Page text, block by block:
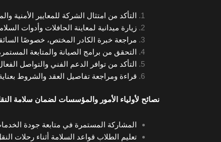
التأكد من امتثال الشركة للمعايير الأمنية
زيارة ميدانية لمعاينة الحافلات وأدوات
مراجعة خبرة الكادر المختص، خصوصًا
التحقق من برامج الصيانة والمتابعة
التأكد من توافر الدعم الفني والتواصل
قراءة ومراجعة تفاصيل العقد والشروط
نصائح لأولياء الأمور والمؤسسات لضمان سلامة
المشاركة المستمرة في متابعة جودة
تعليم الطلاب قواعد السلامة أثناء رحلات